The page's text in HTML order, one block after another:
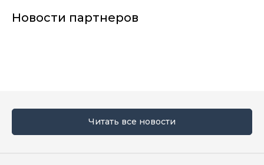
Новости партнеров
Читать все новости